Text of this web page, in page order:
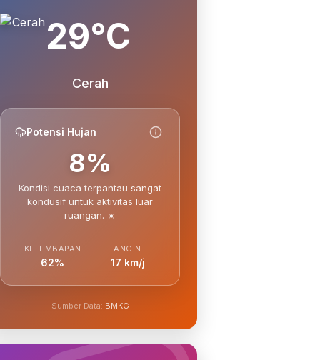
29°C
Cerah
Potensi Hujan
8%
Kondisi cuaca terpantau sangat
kondusif untuk aktivitas luar
ruangan. ☀️
KELEMBAPAN
62%
ANGIN
17 km/j
Sumber Data: BMKG